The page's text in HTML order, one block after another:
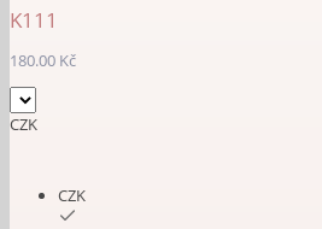
K111
180.00 Kč
CZK
CZK